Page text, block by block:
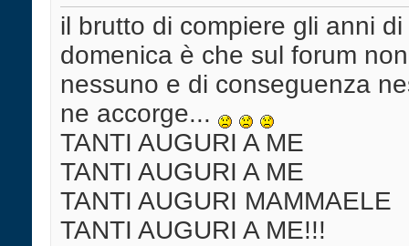
il brutto di compiere gli anni di
domenica è che sul forum
nessuno e di conseguenza
ne accorge...
TANTI AUGURI A ME
TANTI AUGURI A ME
TANTI AUGURI MAMMAELE
TANTI AUGURI A ME!!!